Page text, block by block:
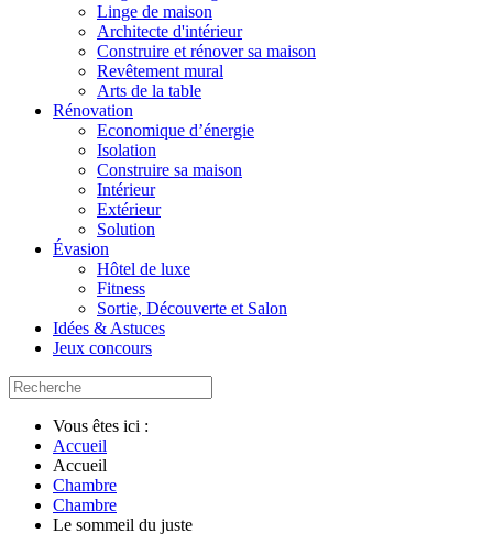
Linge de maison
Architecte d'intérieur
Construire et rénover sa maison
Revêtement mural
Arts de la table
Rénovation
Economique d’énergie
Isolation
Construire sa maison
Intérieur
Extérieur
Solution
Évasion
Hôtel de luxe
Fitness
Sortie, Découverte et Salon
Idées & Astuces
Jeux concours
Vous êtes ici :
Accueil
Accueil
Chambre
Chambre
Le sommeil du juste